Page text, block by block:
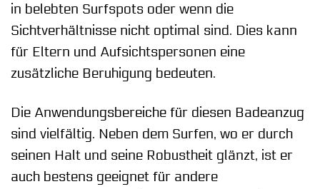
in belebten Surfspots oder wenn die
Sichtverhältnisse nicht optimal sind. Dies kann
für Eltern und Aufsichtspersonen eine
zusätzliche Beruhigung bedeuten.
Die Anwendungsbereiche für diesen Badeanzug
sind vielfältig. Neben dem Surfen, wo er durch
seinen Halt und seine Robustheit glänzt, ist er
auch bestens geeignet für andere